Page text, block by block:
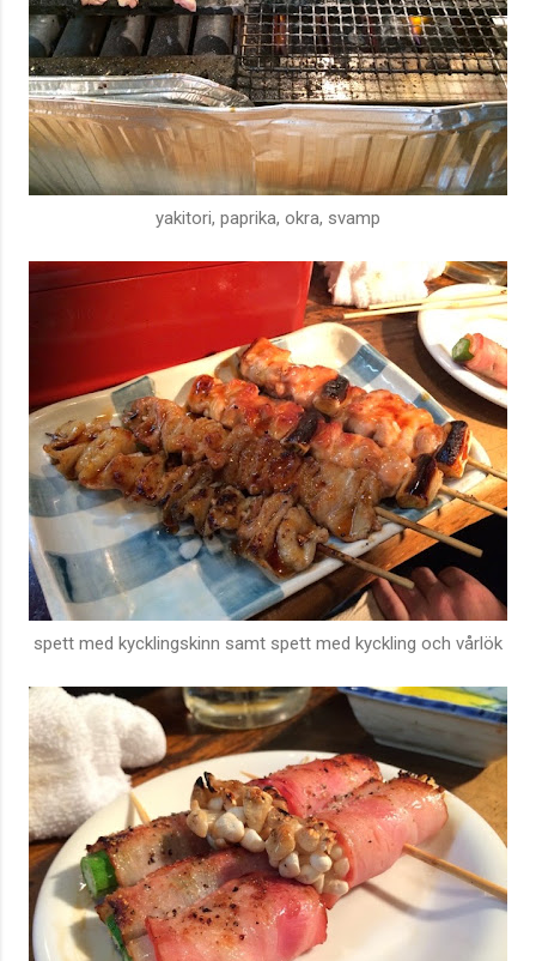
yakitori, paprika, okra, svamp
spett med kycklingskinn samt spett med kyckling och vårlök